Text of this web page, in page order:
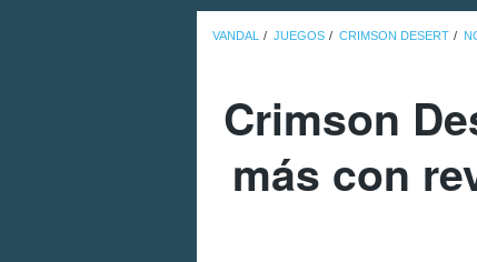
VANDAL JUEGOS CRIMSON DESERT
Crimson
más con